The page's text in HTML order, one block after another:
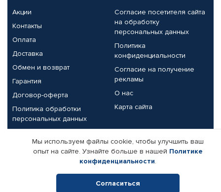
Акции
Контакты
Оплата
Доставка
Обмен и возврат
Гарантия
Договор-оферта
Политика обработки
персональных данных
Согласие посетителя сайта
на обработку
персональных данных
Политика
конфиденциальности
Согласие на получение
рекламы
О нас
Карта сайта
Партнерам
Корпоративным клиентам
Поставщикам
Реквизиты компании
Мы используем файлы cookie, чтобы улучшить ваш
опыт на сайте. Узнайте больше в нашей Политике
конфиденциальности.
Согласиться